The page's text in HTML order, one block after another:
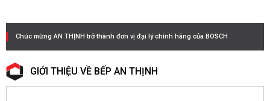
Chúc mừng AN THỊNH trở thành đơn vị đại lý chính hãng của BOSCH
GIỚI THIỆU VỀ BẾP AN THỊNH